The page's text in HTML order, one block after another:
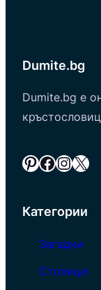
Dumite.bg
Dumite.bg е
Pinterest Facebook InstagramX
Категории
Загадки
Столици